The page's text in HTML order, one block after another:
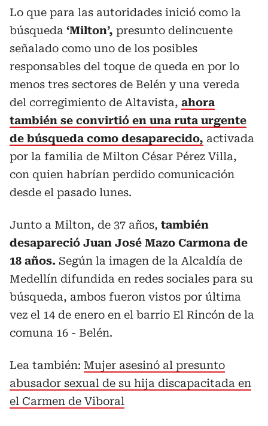
Lo que para las autoridades inició como la
búsqueda ‘Milton’, presunto delincuente
señalado como uno de los posibles
responsables del toque de queda en por lo
menos tres sectores de Belén y una vereda
del corregimiento de Altavista, ahora
también se convirtió en una ruta urgente
de búsqueda como desaparecido, activada
por la familia de Milton César Pérez Villa,
con quien habrían perdido comunicación
desde el pasado lunes.
Junto a Milton, de 37 años, también
desapareció Juan José Mazo Carmona de
18 años. Según la imagen de la Alcaldía de
Medellín difundida en redes sociales para su
búsqueda, ambos fueron vistos por última
vez el 14 de enero en el barrio El Rincón de la
comuna 16 - Belén.
Lea también: Mujer asesinó al presunto
abusador sexual de su hija discapacitada en
el Carmen de Viboral